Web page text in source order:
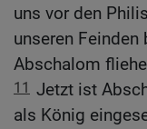
uns vor den
unseren
Abschalom
11 Jetzt ist
als König